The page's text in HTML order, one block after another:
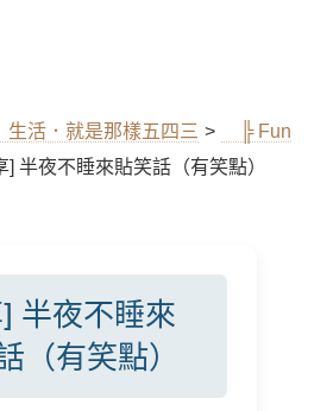
活．就是那樣五四三 >
╠ Fun
] 半夜不睡來貼笑話（有笑點）
半夜不睡來
（有笑點）